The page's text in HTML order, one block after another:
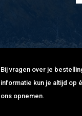
Bij vragen over je
informatie kun je altijd op
ons opnemen.